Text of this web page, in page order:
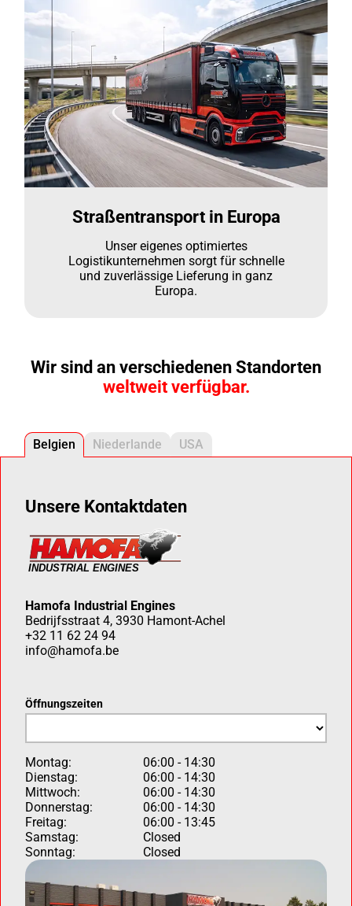
Straßentransport in Europa
Unser eigenes optimiertes
Logistikunternehmen sorgt für schnelle
und zuverlässige Lieferung in ganz
Europa.
Wir sind an verschiedenen Standorten
weltweit verfügbar.
Belgien Niederlande USA
Unsere Kontaktdaten
Hamofa Industrial Engines
Bedrijfsstraat 4, 3930 Hamont-Achel
+32 11 62 24 94
info@hamofa.be
Öffnungszeiten
Montag:
06:00 - 14:30
Dienstag:
06:00 - 14:30
Mittwoch:
06:00 - 14:30
Donnerstag:
06:00 - 14:30
Freitag:
06:00 - 13:45
Samstag:
Closed
Sonntag:
Closed